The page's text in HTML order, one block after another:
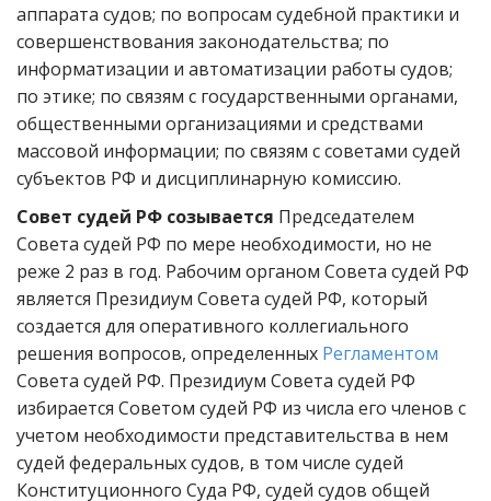
аппарата судов; по вопросам судебной практики и
совершенствования законодательства; по
информатизации и автоматизации работы судов;
по этике; по связям с государственными органами,
общественными организациями и средствами
массовой информации; по связям с советами судей
субъектов РФ и дисциплинарную комиссию.
Совет судей РФ созывается Председателем
Совета судей РФ по мере необходимости, но не
реже 2 раз в год. Рабочим органом Совета судей РФ
является Президиум Совета судей РФ, который
создается для оперативного коллегиального
решения вопросов, определенных Регламентом
Совета судей РФ. Президиум Совета судей РФ
избирается Советом судей РФ из числа его членов с
учетом необходимости представительства в нем
судей федеральных судов, в том числе судей
Конституционного Суда РФ, судей судов общей